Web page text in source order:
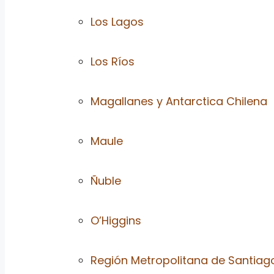
Los Lagos
Los Ríos
Magallanes y Antarctica Chilena
Maule
Ñuble
O’Higgins
Región Metropolitana de